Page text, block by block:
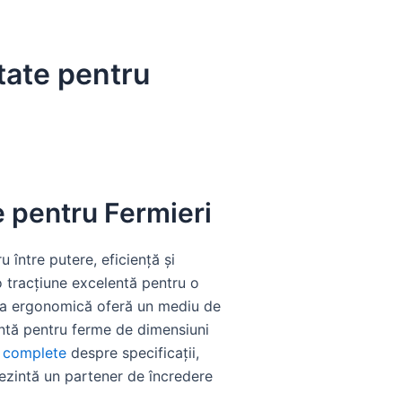
pentru
pentru Fermieri
între putere, eficiență și
excelentă pentru o
ergonomică oferă un mediu de
pentru ferme de dimensiuni
despre specificații,
un partener de încredere